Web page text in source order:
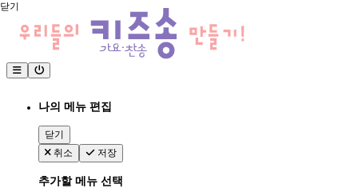
나의 메뉴 편집
닫기
취소
저장
추가할 메뉴 선택
닫기